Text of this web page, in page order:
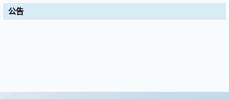
公告